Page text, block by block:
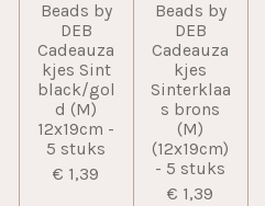
Beads by
DEB
Cadeauza
kjes Sint
black/gol
d (M)
12x19cm -
5 stuks
€ 1,39
Beads by
DEB
Cadeauza
kjes
Sinterklaa
s brons
(M)
(12x19cm)
- 5 stuks
€ 1,39